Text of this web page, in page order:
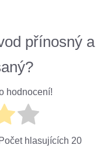
přínosný a
hodnocení!
hlasujících 20